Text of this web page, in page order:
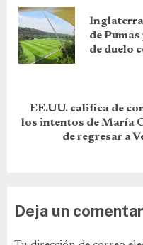
de
de duelo
EE.UU. califica de
los intentos de María
de regresar a
Deja un